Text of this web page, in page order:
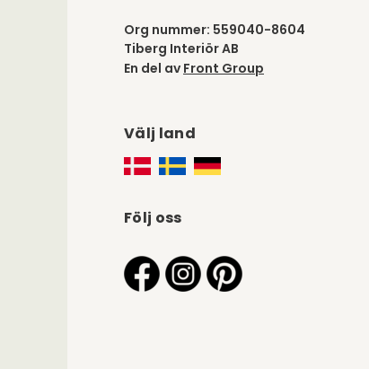
Org nummer: 559040-8604
Tiberg Interiör AB
En del av Front Group
Välj land
Följ oss